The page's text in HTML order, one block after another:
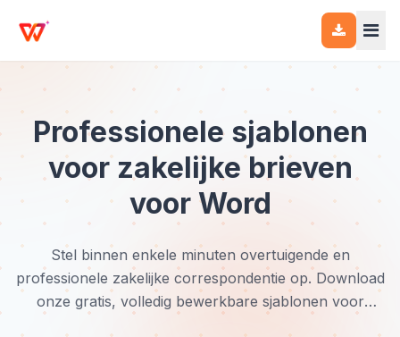
Professionele sjablonen
voor zakelijke brieven
voor Word
Stel binnen enkele minuten overtuigende en
professionele zakelijke correspondentie op. Download
onze gratis, volledig bewerkbare sjablonen voor